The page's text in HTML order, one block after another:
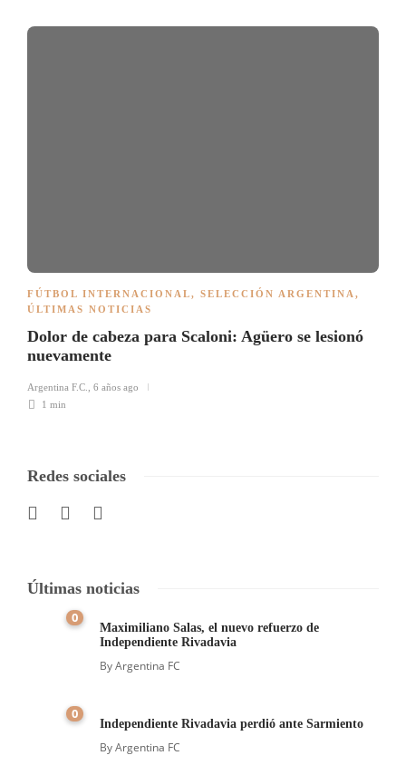
FÚTBOL INTERNACIONAL, SELECCIÓN ARGENTINA ,
ÚLTIMAS NOTICIAS
Dolor de cabeza para Scaloni: Agüero se lesionó
nuevamente
Argentina F.C.
6 años ago
1 min
Redes sociales
Últimas noticias
0
Maximiliano Salas, el nuevo refuerzo de
Independiente Rivadavia
ByArgentina FC
0
Independiente Rivadavia perdió ante Sarmiento
ByArgentina FC